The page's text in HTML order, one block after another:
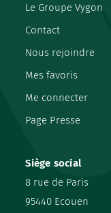
Siège social
8 rue de Paris
95440 Ecouen
Le Groupe Vygon
Contact
Nous rejoindre
Mes favoris
Me connecter
Page Presse